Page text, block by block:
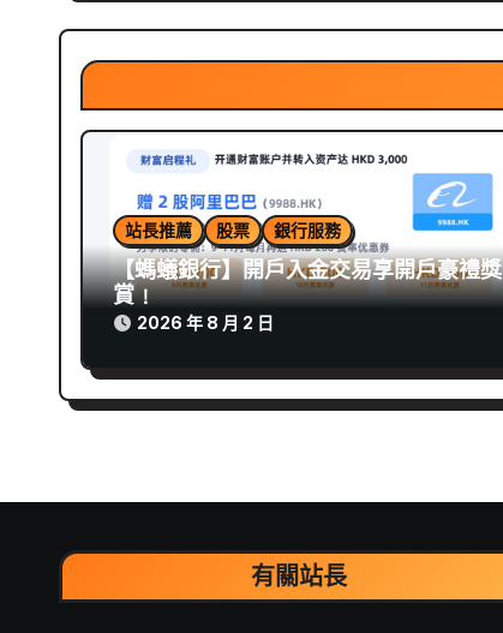
覽
站長推薦 股票 銀行服務
【螞蟻銀行】開戶入金交易享開戶豪禮獎
賞﹗
2026 年 8 月 2 日
有關站長